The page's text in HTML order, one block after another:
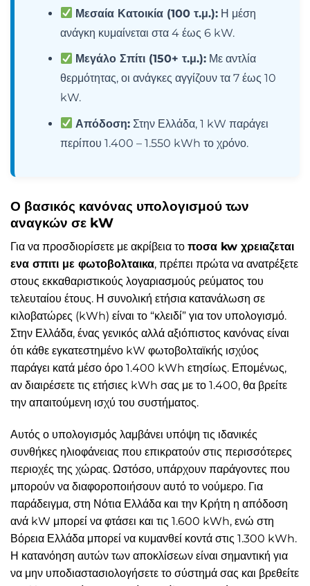
Μεσαία Κατοικία (100 τ.μ.): Η μέση
ανάγκη κυμαίνεται στα 4 έως 6 kW.
Μεγάλο Σπίτι (150+ τ.μ.): Με αντλία
θερμότητας, οι ανάγκες αγγίζουν τα 7 έως 10
kW.
Απόδοση: Στην Ελλάδα, 1 kW παράγει
περίπου 1.400 – 1.550 kWh το χρόνο.
Ο βασικός κανόνας υπολογισμού των
αναγκών σε kW
Για να προσδιορίσετε με ακρίβεια το ποσα kw χρειαζεται
ενα σπιτι με φωτοβολταικα, πρέπει πρώτα να ανατρέξετε
στους εκκαθαριστικούς λογαριασμούς ρεύματος του
τελευταίου έτους. Η συνολική ετήσια κατανάλωση σε
κιλοβατώρες (kWh) είναι το “κλειδί” για τον υπολογισμό.
Στην Ελλάδα, ένας γενικός αλλά αξιόπιστος κανόνας είναι
ότι κάθε εγκατεστημένο kW φωτοβολταϊκής ισχύος
παράγει κατά μέσο όρο 1.400 kWh ετησίως. Επομένως,
αν διαιρέσετε τις ετήσιες kWh σας με το 1.400, θα βρείτε
την απαιτούμενη ισχύ του συστήματος.
Αυτός ο υπολογισμός λαμβάνει υπόψη τις ιδανικές
συνθήκες ηλιοφάνειας που επικρατούν στις περισσότερες
περιοχές της χώρας. Ωστόσο, υπάρχουν παράγοντες που
μπορούν να διαφοροποιήσουν αυτό το νούμερο. Για
παράδειγμα, στη Νότια Ελλάδα και την Κρήτη η απόδοση
ανά kW μπορεί να φτάσει και τις 1.600 kWh, ενώ στη
Βόρεια Ελλάδα μπορεί να κυμανθεί κοντά στις 1.300 kWh.
Η κατανόηση αυτών των αποκλίσεων είναι σημαντική για
να μην υποδιαστασιολογήσετε το σύστημά σας και βρεθείτε